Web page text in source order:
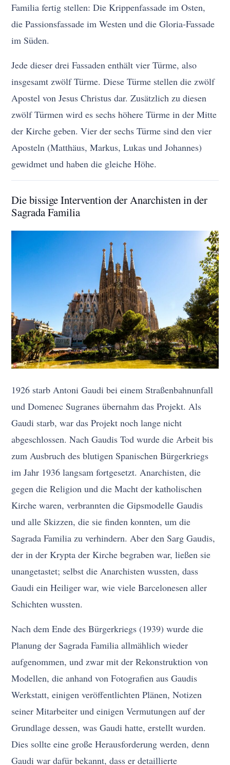
Familia fertig stellen: Die Krippenfassade im Osten,
die Passionsfassade im Westen und die Gloria-Fassade
im Süden.
Jede dieser drei Fassaden enthält vier Türme, also
insgesamt zwölf Türme. Diese Türme stellen die zwölf
Apostel von Jesus Christus dar. Zusätzlich zu diesen
zwölf Türmen wird es sechs höhere Türme in der Mitte
der Kirche geben. Vier der sechs Türme sind den vier
Aposteln (Matthäus, Markus, Lukas und Johannes)
gewidmet und haben die gleiche Höhe.
Die bissige Intervention der Anarchisten in der
Sagrada Familia
1926 starb Antoni Gaudi bei einem Straßenbahnunfall
und Domenec Sugranes übernahm das Projekt. Als
Gaudi starb, war das Projekt noch lange nicht
abgeschlossen. Nach Gaudis Tod wurde die Arbeit bis
zum Ausbruch des blutigen Spanischen Bürgerkriegs
im Jahr 1936 langsam fortgesetzt. Anarchisten, die
gegen die Religion und die Macht der katholischen
Kirche waren, verbrannten die Gipsmodelle Gaudis
und alle Skizzen, die sie finden konnten, um die
Sagrada Familia zu verhindern. Aber den Sarg Gaudis,
der in der Krypta der Kirche begraben war, ließen sie
unangetastet; selbst die Anarchisten wussten, dass
Gaudi ein Heiliger war, wie viele Barcelonesen aller
Schichten wussten.
Nach dem Ende des Bürgerkriegs (1939) wurde die
Planung der Sagrada Familia allmählich wieder
aufgenommen, und zwar mit der Rekonstruktion von
Modellen, die anhand von Fotografien aus Gaudis
Werkstatt, einigen veröffentlichten Plänen, Notizen
seiner Mitarbeiter und einigen Vermutungen auf der
Grundlage dessen, was Gaudi hatte, erstellt wurden.
Dies sollte eine große Herausforderung werden, denn
Gaudi war dafür bekannt, dass er detaillierte